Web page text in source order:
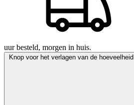
uur besteld, morgen in huis.
Knop voor het verlagen van de hoeveelheid